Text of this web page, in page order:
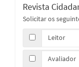
Revista
Solicitar os
Leitor
Avaliador